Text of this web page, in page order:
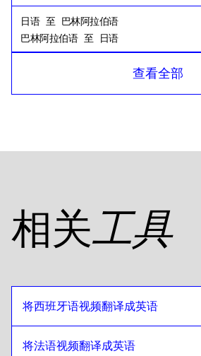
日语至 巴林阿拉伯语
巴林阿拉伯语至 日语
美式英语至日语
日语 至 埃及阿拉伯语
玻利维亚西班牙语语至日语
日语至巴西葡萄牙语
查看全部
相关工具
将西班牙语视频翻译成英语
将法语视频翻译成英语